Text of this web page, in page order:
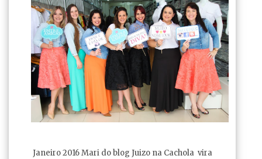
Janeiro 2016 Mari do blog Juizo na Cachola vira